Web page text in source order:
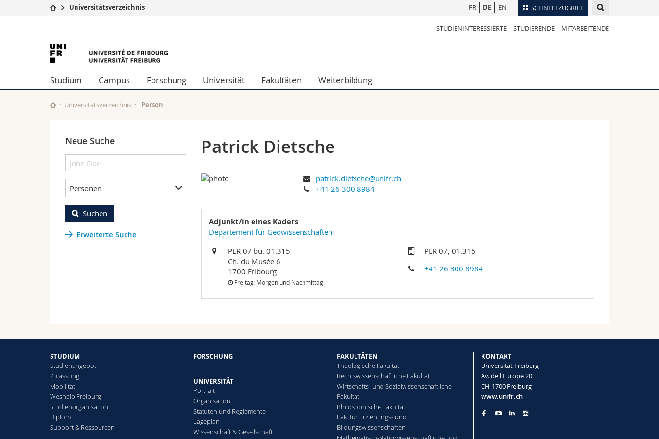
SCHNELLZUGRIFF
Studium
Campus
Universität
Weiterbildung
Theologische Fak.
Philosophische Fak.
Fak. für Erziehungs- und Bildungswissenschaften
Mitarbeitende
Personenverzeichnis
Vorlesungsverzeichnis
FR DE EN
Universitätsverzeichnis
STUDIENINTERESSIERTE STUDIERENDE MITARBEITENDE
University
of
Fribourg
Studium Campus Forschung Universität Fakultäten Weiterbildung
Universitätsverzeichnis Person
Neue Suche
Personen
Suchen
Erweiterte Suche
Patrick Dietsche
patrick.dietsche@unifr.ch
+41 26 300 8984
Adjunkt/in eines Kaders
Departement für Geowissenschaften
PER 07 bu. 01.315
Ch. du Musée 6
1700 Fribourg
Freitag: Morgen und Nachmittag
PER 07, 01.315
+41 26 300 8984
STUDIUM
Studienangebot
Zulassung
Mobilität
Weshalb Freiburg
Studienorganisation
Diplom
Support & Ressourcen
FORSCHUNG
UNIVERSITÄT
Portrait
Organisation
Statuten und Reglemente
Lageplan
Wissenschaft & Gesellschaft
FAKULTÄTEN
Theologische Fakultät
Rechtswissenschaftliche Fakultät
Wirtschafts- und Sozialwissenschaftliche
Fakultät
Philosophische Fakultät
Fak. für Erziehungs- und
Bildungswissenschaften
KONTAKT
Universität Freiburg
Av. de l'Europe 20
CH-1700 Freiburg
www.unifr.ch